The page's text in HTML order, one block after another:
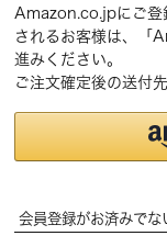
Amazon.co.jpにご登
されるお客様は、「
進みください。
ご注文確定後の送付
会員登録がお済みでな